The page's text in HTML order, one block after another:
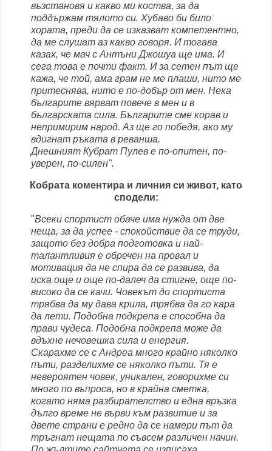
възстановя и какво ми коства, за да
поддържам тялото си. Хубаво би било
хората, преди да се изказват компетентно,
да ме слушат аз какво говоря. И тогава
казах, че мач с Антъни Джошуа ще има. И
сега това е почти факт. И за сетен път ще
кажа, че той, ама грам не ме плаши, нито ме
притеснява, нито е по-добър от мен. Нека
българите вярват повече в мен и в
българската сила. Българите сме корав и
непримирим народ. Аз ще го победя, ако му
вдигнат ръката в реванша.
Днешният Кубрат Пулев е по-опитен, по-
уверен, по-силен".
Кобрата коментира и личния си живот, като
сподели:
"Всеки спортист обаче има нужда от две
неща, за да успее - спокойствие да се труди,
защото без добра подготовка и най-
талантливия е обречен на провал и
мотивация да не спира да се развива, да
иска още и още по-далеч да стигне, още по-
високо да се качи. Човекът до спортиста
трябва да му дава крила, трябва да го кара
да лети. Подобна подкрепа е способна да
прави чудеса. Подобна подкрепа може да
вдъхне нечовешка сила и енергия.
Скарахме се с Андреа много крайно няколко
пъти, разделихме се няколко пъти. Тя е
невероятен човек, уникален, говорихме си
много по въпроса, но в крайна сметка,
когато няма разбирателство и една връзка
дълго време не върви към развитие и за
двете страни е редно да се намери път да
тръгнат нещата по съвсем различен начин.